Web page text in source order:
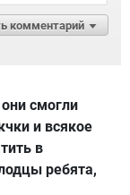
комментарий
смогли
и всякое
в
ребята,